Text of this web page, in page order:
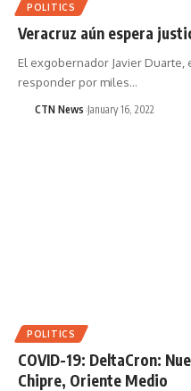
POLITICS
Veracruz aún espera
El exgobernador Javier Duarte,
responder por miles…
CTN News January 16, 2022
POLITICS
COVID-19: DeltaCron:
Chipre, Oriente Medio